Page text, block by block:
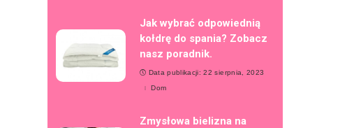
Jak wybrać odpowiednią
kołdrę do spania? Zobacz
nasz poradnik.
Data publikacji: 22 sierpnia, 2023
Dom
Zmysłowa bielizna na